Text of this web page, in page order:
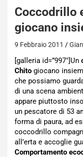
Coccodrillo
giocano
9 Febbraio 2011
[galleria id=”997″]Un
Chito giocano
che possiamo
di una scena
appare piuttosto
un pescatore di 53
forma di paura, ad
coccodrillo
all’erta e accoglie
Comportamento